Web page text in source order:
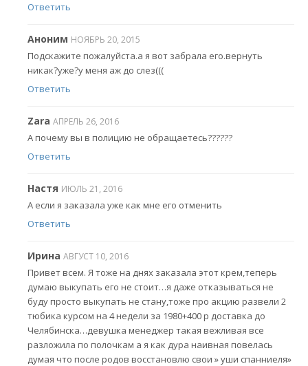
Ответить
Аноним НОЯБРЬ 20, 2015
Подскажите пожалуйста.а я вот забрала его.вернуть
никак?уже?у меня аж до слез(((
Ответить
Zara АПРЕЛЬ 26, 2016
А почему вы в полицию не обращаетесь??????
Ответить
Настя ИЮЛЬ 21, 2016
А если я заказала уже как мне его отменить
Ответить
Ирина АВГУСТ 10, 2016
Привет всем. Я тоже на днях заказала этот крем,теперь
думаю выкупать его не стоит…я даже отказываться не
буду просто выкупать не стану,тоже про акцию развели 2
тюбика курсом на 4 недели за 1980+400 р доставка до
Челябинска…девушка менеджер такая вежливая все
разложила по полочкам а я как дура наивная повелась
думая что после родов восстановлю свои » уши спанниеля»